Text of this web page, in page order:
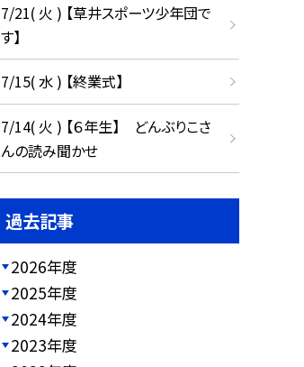
7/21( 火 ) 【草井スポーツ少年団で
す】
7/15( 水 ) 【終業式】
7/14( 火 ) 【６年生】 どんぶりこさ
んの読み聞かせ
過去記事
2026年度
2025年度
2024年度
2023年度